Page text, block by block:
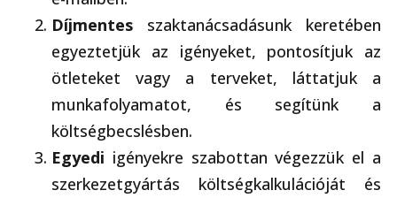
Díjmentes szaktanácsadásunk keretében
egyeztetjük az igényeket, pontosítjuk az
ötleteket vagy a terveket, láttatjuk a
munkafolyamatot, és segítünk a
költségbecslésben.
Egyedi igényekre szabottan végezzük el a
szerkezetgyártás költségkalkulációját és